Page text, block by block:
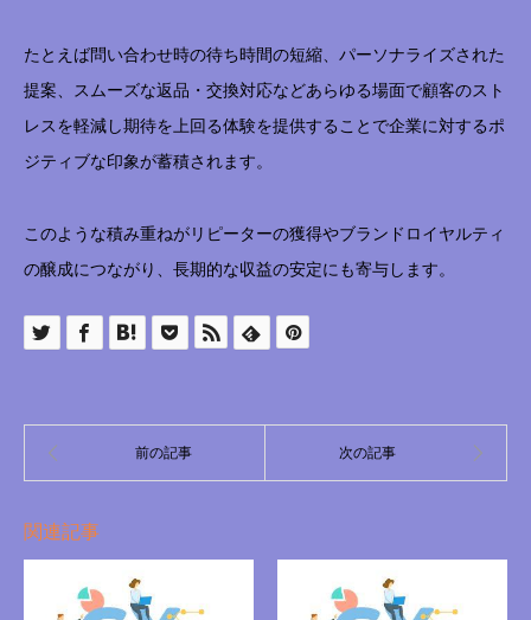
たとえば問い合わせ時の待ち時間の短縮、パーソナライズされた
提案、スムーズな返品・交換対応などあらゆる場面で顧客のスト
レスを軽減し期待を上回る体験を提供することで企業に対するポ
ジティブな印象が蓄積されます。
このような積み重ねがリピーターの獲得やブランドロイヤルティ
の醸成につながり、長期的な収益の安定にも寄与します。
関連記事